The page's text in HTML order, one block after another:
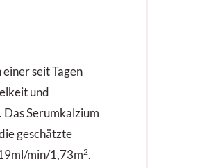
seit Tagen
und
Serumkalzium
geschätzte
min/1,73m2.